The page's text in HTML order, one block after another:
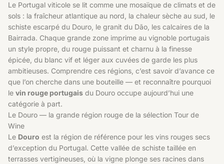
Le Portugal viticole se lit comme une mosaïque de climats et de
sols : la fraîcheur atlantique au nord, la chaleur sèche au sud, le
schiste escarpé du Douro, le granit du Dão, les calcaires de la
Bairrada. Chaque grande zone imprime au vignoble portugais
un style propre, du rouge puissant et charnu à la finesse
épicée, du blanc vif et léger aux cuvées de garde les plus
ambitieuses. Comprendre ces régions, c’est savoir d’avance ce
que l’on cherche dans une bouteille — et reconnaître pourquoi
le vin rouge portugais du Douro occupe aujourd’hui une
catégorie à part.
Le Douro — la grande région rouge de la sélection Tour de
Wine
Le Douro est la région de référence pour les vins rouges secs
d’exception du Portugal. Cette vallée de schiste taillée en
terrasses vertigineuses, où la vigne plonge ses racines dans